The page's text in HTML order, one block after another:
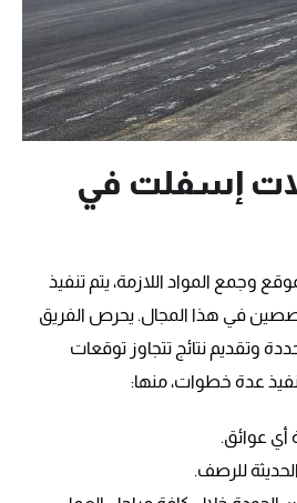
إسفلت في
وجمع المواد اللازمة، يتم تنفيذ
في هذا المجال. يحرص الفريق
وتقديم نتائج تتجاوز توقعات
عدة خطوات، منها:
أي عوائق.
للرصف.